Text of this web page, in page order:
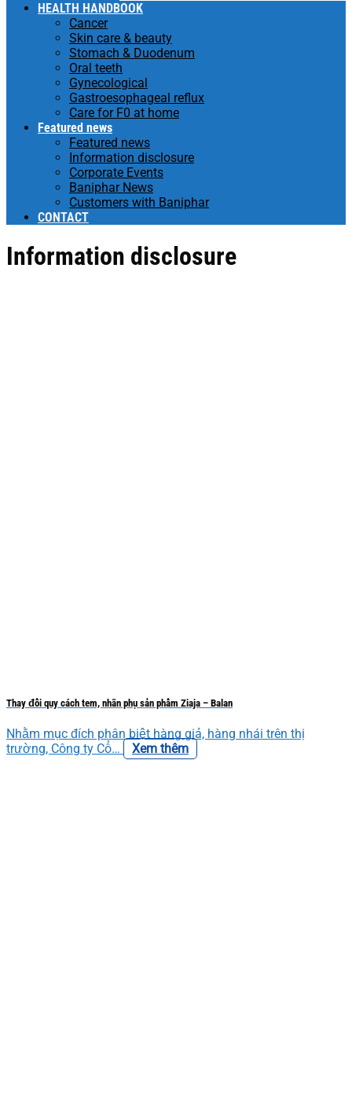
HEALTH HANDBOOK
Cancer
Skin care & beauty
Stomach & Duodenum
Oral teeth
Gynecological
Gastroesophageal reflux
Care for F0 at home
Featured news
Featured news
Information disclosure
Corporate Events
Baniphar News
Customers with Baniphar
CONTACT
Information disclosure
Thay đổi quy cách tem, nhãn phụ sản phẩm Ziaja – Balan
Nhằm mục đích phân biệt hàng giả, hàng nhái trên thị
trường, Công ty Cổ…
Xem thêm